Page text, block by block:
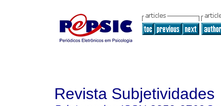
Revista Subjetividades